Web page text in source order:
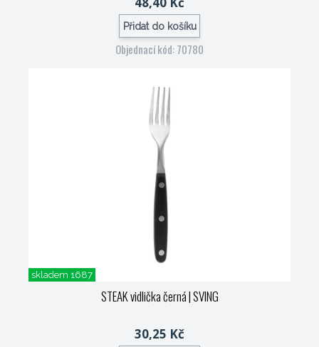
Přidat do košíku
Objednací kód: 70780
skladem 1687
STEAK vidlička černá| SVING
30,25 Kč